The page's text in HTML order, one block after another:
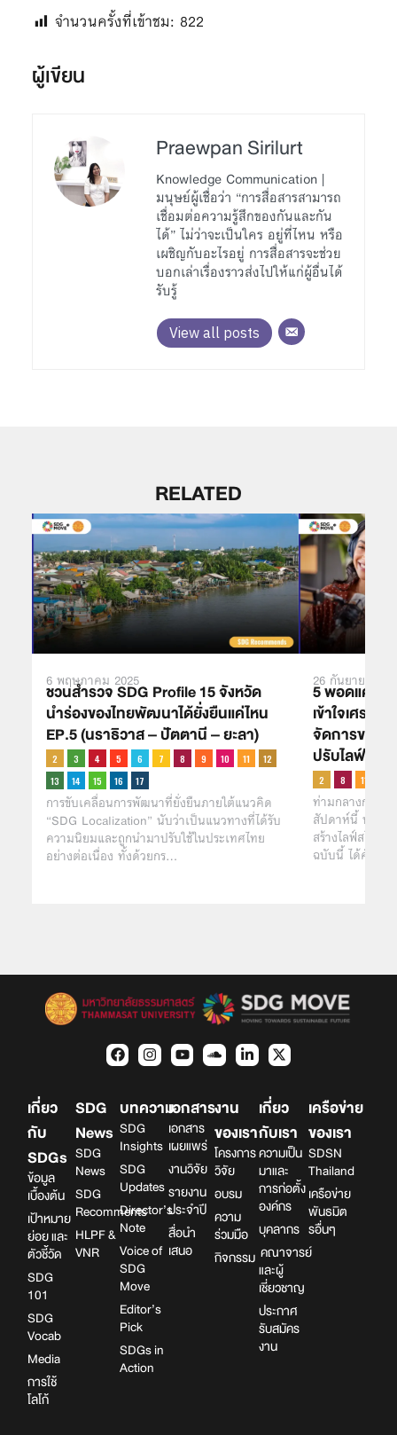
จำนวนครั้งที่เข้าชม: 822
ผู้เขียน
Praewpan Sirilurt
Knowledge Communication |
มนุษย์ผู้เชื่อว่า “การสื่อสารสามารถ
เชื่อมต่อความรู้สึกของกันและกัน
ได้” ไม่ว่าจะเป็นใคร อยู่ที่ไหน หรือ
เผชิญกับอะไรอยู่ การสื่อสารจะช่วย
บอกเล่าเรื่องราวส่งไปให้แก่ผู้อื่นได้
รับรู้
View all posts
RELATED
6 พฤษภาคม 2025
ชวนสำรวจ SDG Profile 15 จังหวัด
นำร่องของไทยพัฒนาได้ยั่งยืนแค่ไหน
EP.5 (นราธิวาส – ปัตตานี – ยะลา)
การขับเคลื่อนการพัฒนาที่ยั่งยืนภายใต้แนวคิด
“SDG Localization” นับว่าเป็นแนวทางที่ได้รับ
ความนิยมและถูกนำมาปรับใช้ในประเทศไทย
อย่างต่อเนื่อง ทั้งด้วยกร…
26 กันยายน
5 พอดแคสต์
เข้าใจเศรษ
จัดการขยะ
ปรับไลฟ์สไต
ท่ามกลางกระแ
สัปดาห์นี้ หากคุ
สร้างไลฟ์สไตล์
ฉบับนี้ ได้คัดส
เกี่ยว
กับ
SDGs
ข้อมูล
เบื้องต้น
เป้าหมาย
ย่อย และ
ตัวชี้วัด
SDG
101
SDG
Vocab
Media
การใช้
โลโก้
SDG
News
SDG
News
SDG
Recomments
HLPF &
VNR
บทความ
SDG
Insights
SDG
Updates
Director’s
Note
Voice of
SDG
Move
Editor’s
Pick
SDGs in
Action
เอกสาร
เอกสาร
เผยแพร่
งานวิจัย
รายงาน
ประจำปี
สื่อนำ
เสนอ
งาน
ของเรา
โครงการ
วิจัย
อบรม
ความ
ร่วมมือ
กิจกรรม
เกี่ยว
กับเรา
ความเป็น
มาและ
การก่อตั้ง
องค์กร
บุคลากร
คณาจารย์
และผู้
เชี่ยวชาญ
ประกาศ
รับสมัคร
งาน
เครือข่าย
ของเรา
SDSN
Thailand
เครือข่าย
พันธมิต
รอื่นๆ